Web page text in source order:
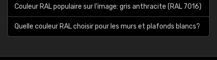
Couleur RAL populaire sur l'image: gris anthracite (RAL 7016)
Quelle couleur RAL choisir pour les murs et plafonds blancs?